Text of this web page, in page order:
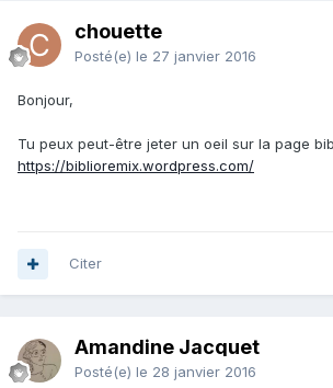
chouette
Posté(e) le 27 janvier 2016
Bonjour,
Tu peux peut-être jeter un oeil sur la page
https://biblioremix.wordpress.com/
Citer
Amandine Jacquet
Posté(e) le 28 janvier 2016